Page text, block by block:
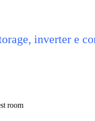
inverter e